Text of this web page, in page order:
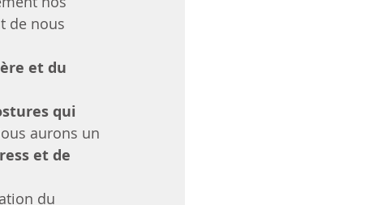
de nous
et du
qui
aurons un
et de
du